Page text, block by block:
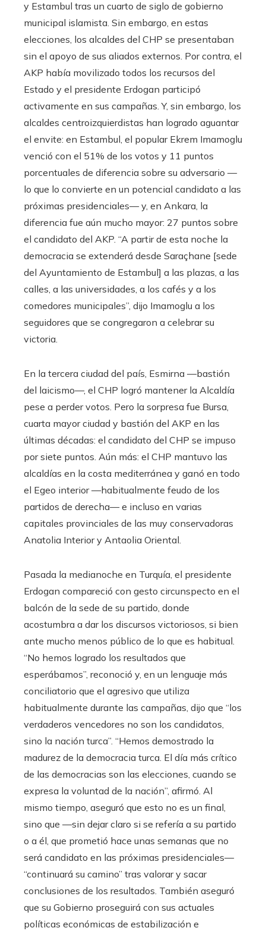
y Estambul tras un cuarto de siglo de gobierno
municipal islamista. Sin embargo, en estas
elecciones, los alcaldes del CHP se presentaban
sin el apoyo de sus aliados externos. Por contra, el
AKP había movilizado todos los recursos del
Estado y el presidente Erdogan participó
activamente en sus campañas. Y, sin embargo, los
alcaldes centroizquierdistas han logrado aguantar
el envite: en Estambul, el popular Ekrem Imamoglu
venció con el 51% de los votos y 11 puntos
porcentuales de diferencia sobre su adversario —
lo que lo convierte en un potencial candidato a las
próximas presidenciales— y, en Ankara, la
diferencia fue aún mucho mayor: 27 puntos sobre
el candidato del AKP. “A partir de esta noche la
democracia se extenderá desde Saraçhane [sede
del Ayuntamiento de Estambul] a las plazas, a las
calles, a las universidades, a los cafés y a los
comedores municipales”, dijo Imamoglu a los
seguidores que se congregaron a celebrar su
victoria.
En la tercera ciudad del país, Esmirna —bastión
del laicismo—, el CHP logró mantener la Alcaldía
pese a perder votos. Pero la sorpresa fue Bursa,
cuarta mayor ciudad y bastión del AKP en las
últimas décadas: el candidato del CHP se impuso
por siete puntos. Aún más: el CHP mantuvo las
alcaldías en la costa mediterránea y ganó en todo
el Egeo interior —habitualmente feudo de los
partidos de derecha— e incluso en varias
capitales provinciales de las muy conservadoras
Anatolia Interior y Antaolia Oriental.
Pasada la medianoche en Turquía, el presidente
Erdogan compareció con gesto circunspecto en el
balcón de la sede de su partido, donde
acostumbra a dar los discursos victoriosos, si bien
ante mucho menos público de lo que es habitual.
“No hemos logrado los resultados que
esperábamos”, reconoció y, en un lenguaje más
conciliatorio que el agresivo que utiliza
habitualmente durante las campañas, dijo que “los
verdaderos vencedores no son los candidatos,
sino la nación turca”. “Hemos demostrado la
madurez de la democracia turca. El día más crítico
de las democracias son las elecciones, cuando se
expresa la voluntad de la nación”, afirmó. Al
mismo tiempo, aseguró que esto no es un final,
sino que —sin dejar claro si se refería a su partido
o a él, que prometió hace unas semanas que no
será candidato en las próximas presidenciales—
“continuará su camino” tras valorar y sacar
conclusiones de los resultados. También aseguró
que su Gobierno proseguirá con sus actuales
políticas económicas de estabilización e